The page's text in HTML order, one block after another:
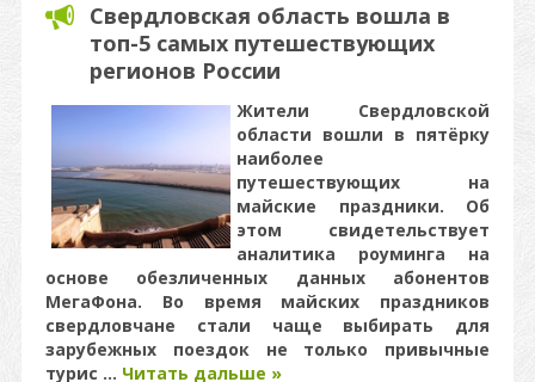
Свердловская область вошла в
топ-5 самых путешествующих
регионов России
Жители Свердловской
области вошли в пятёрку
наиболее
путешествующих на
майские праздники. Об
этом свидетельствует
аналитика роуминга на
основе обезличенных данных абонентов
МегаФона. Во время майских праздников
свердловчане стали чаще выбирать для
зарубежных поездок не только привычные
турис ... Читать дальше »